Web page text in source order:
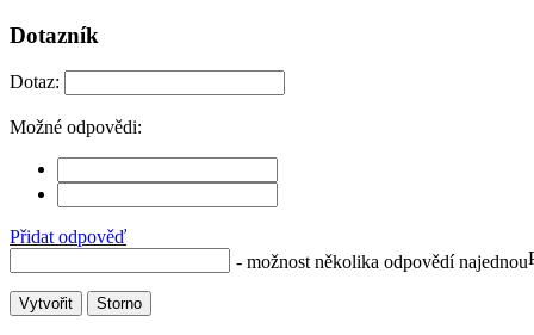
Dotazník
Dotaz:
Možné odpovědi:
Přidat odpověď
- možnost několika odpovědí najednou
Vytvořit Storno